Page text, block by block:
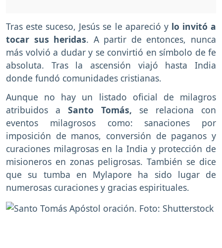
Tras este suceso, Jesús se le apareció ylo invitó a
tocar sus heridas. A partir de entonces, nunca
más volvió a dudar y se convirtió en símbolo de fe
absoluta. Tras la ascensión viajó hasta India
donde fundó comunidades cristianas.
Aunque no hay un listado oficial de milagros
atribuidos a Santo Tomás, se relaciona con
eventos milagrosos como: sanaciones por
imposición de manos, conversión de paganos y
curaciones milagrosas en la India y protección de
misioneros en zonas peligrosas. También se dice
que su tumba en Mylapore ha sido lugar de
numerosas curaciones y gracias espirituales.